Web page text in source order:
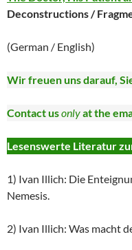
Deconstructions /
(German / English)
Wir freuen uns darauf,
Contact usonlyat the
Lesenswerte Literatur
1) Ivan Illich: Die
Nemesis.
2) Ivan Illich: Was macht